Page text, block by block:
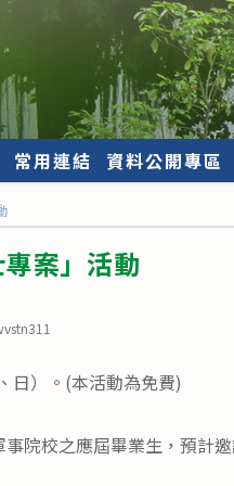
常用連結 資料公開專區
案」活動
日）。(本活動為免費)
院校之應屆畢業生，預計